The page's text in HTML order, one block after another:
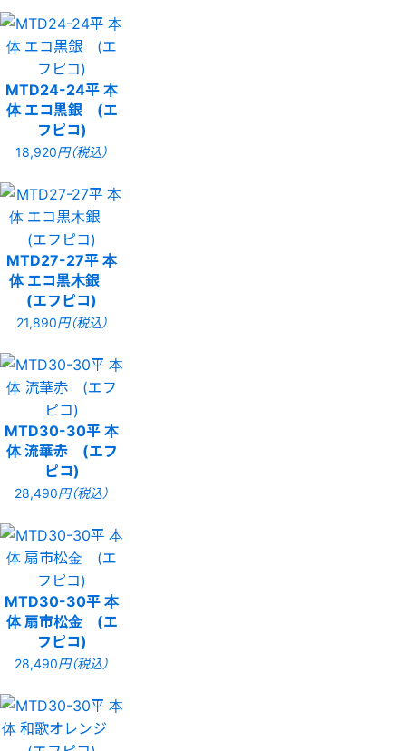
MTD24-24平 本
体 エコ黒銀 (エ
フピコ)
18,920円（税込）
MTD27-27平 本
体 エコ黒木銀
(エフピコ)
21,890円（税込）
MTD30-30平 本
体 流華赤 (エフ
ピコ)
28,490円（税込）
MTD30-30平 本
体 扇市松金 (エ
フピコ)
28,490円（税込）